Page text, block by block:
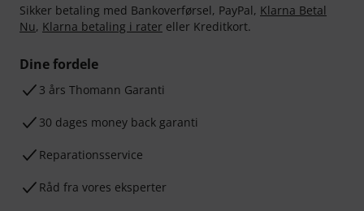
Sikker betaling med Bankoverførsel, PayPal, Klarna Betal
Nu, Klarna betaling i rater eller Kreditkort.
Dine fordele
3 års Thomann Garanti
30 dages money back garanti
Reparationsservice
Råd fra vores eksperter